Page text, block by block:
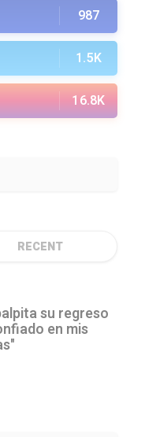
987
1.5K
16.8K
RECENT
su regreso
en mis